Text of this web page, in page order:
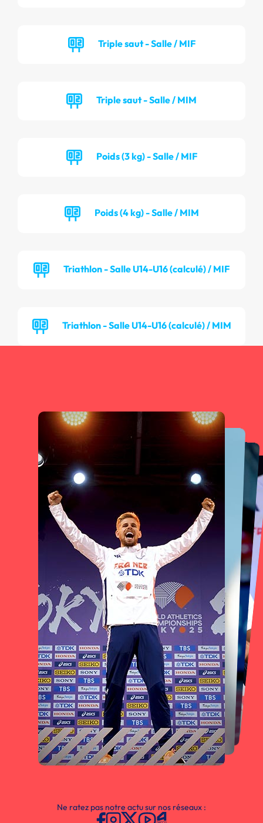
Triple saut - Salle / MIF
Triple saut - Salle / MIM
Poids (3 kg) - Salle / MIF
Poids (4 kg) - Salle / MIM
Triathlon - Salle U14-U16 (calculé) / MIF
Triathlon - Salle U14-U16 (calculé) / MIM
Ne ratez pas notre actu sur nos réseaux :